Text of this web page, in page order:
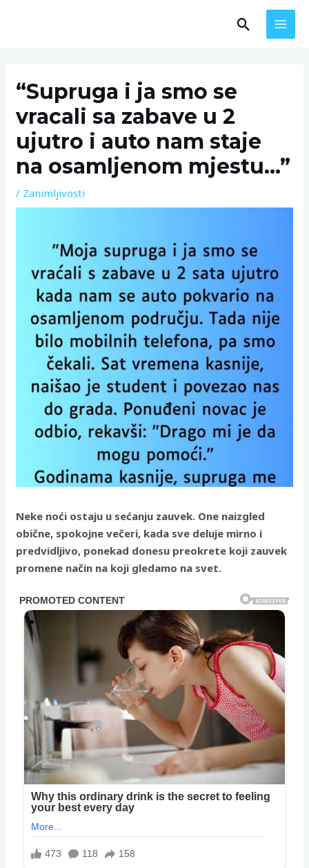
Search
“Supruga i ja smo se
vracali sa zabave u 2
ujutro i auto nam staje
na osamljenom mjestu…”
/ Zanimljivosti
Neke noći ostaju u sećanju zauvek. One naizgled
obične, spokojne večeri, kada sve deluje mirno i
predvidljivo, ponekad donesu preokrete koji zauvek
promene način na koji gledamo na svet.